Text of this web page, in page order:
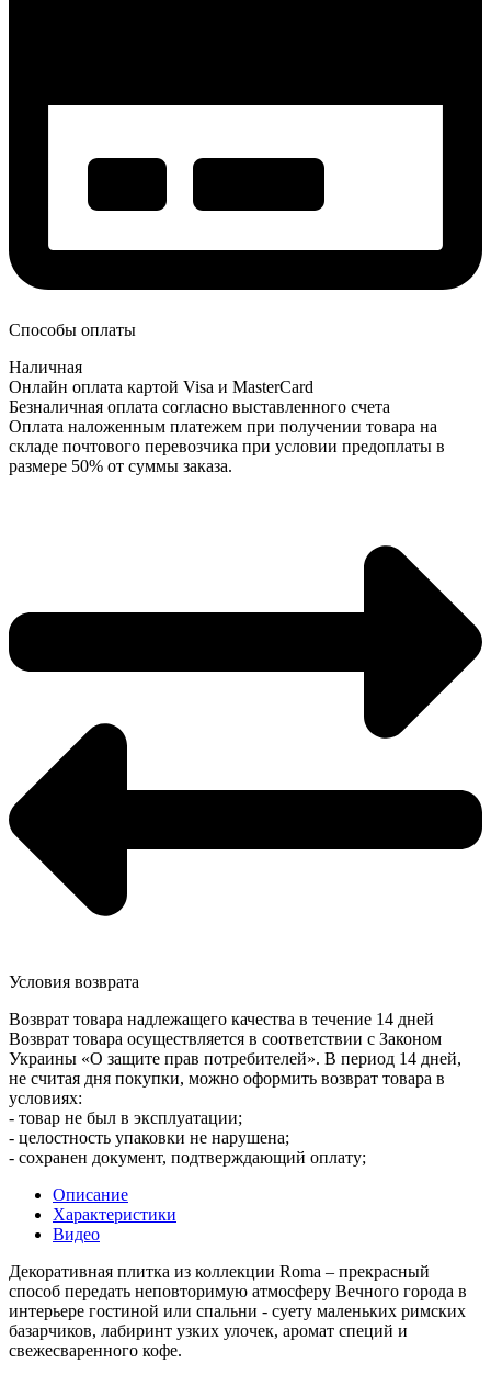
Способы оплаты
Наличная
Онлайн оплата картой Visa и MasterCard
Безналичная оплата согласно выставленного счета
Оплата наложенным платежем при получении товара на
складе почтового перевозчика при условии предоплаты в
размере 50% от суммы заказа.
Условия возврата
Возврат товара надлежащего качества в течение 14 дней
Возврат товара осуществляется в соответствии с Законом
Украины «О защите прав потребителей». В период 14 дней,
не считая дня покупки, можно оформить возврат товара в
условиях:
- товар не был в эксплуатации;
- целостность упаковки не нарушена;
- сохранен документ, подтверждающий оплату;
Описание
Характеристики
Видео
Декоративная плитка из коллекции Roma – прекрасный
способ передать неповторимую атмосферу Вечного города в
интерьере гостиной или спальни - суету маленьких римских
базарчиков, лабиринт узких улочек, аромат специй и
свежесваренного кофе.